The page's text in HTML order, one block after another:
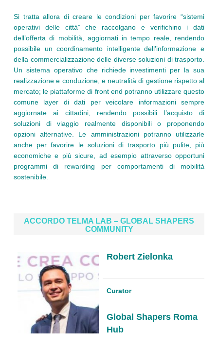
Si tratta allora di creare le condizioni per favorire “sistemi
operativi delle città” che raccolgano e verifichino i dati
dell’offerta di mobilità, aggiornati in tempo reale, rendendo
possibile un coordinamento intelligente dell’informazione e
della commercializzazione delle diverse soluzioni di trasporto.
Un sistema operativo che richiede investimenti per la sua
realizzazione e conduzione, e neutralità di gestione rispetto al
mercato; le piattaforme di front end potranno utilizzare questo
comune layer di dati per veicolare informazioni sempre
aggiornate ai cittadini, rendendo possibili l’acquisto di
soluzioni di viaggio realmente disponibili o proponendo
opzioni alternative. Le amministrazioni potranno utilizzarle
anche per favorire le soluzioni di trasporto più pulite, più
economiche e più sicure, ad esempio attraverso opportuni
programmi di rewarding per comportamenti di mobilità
sostenibile.
ACCORDO TELMA LAB – GLOBAL SHAPERS
COMMUNITY
Robert Zielonka
Curator
Global Shapers Roma
Hub